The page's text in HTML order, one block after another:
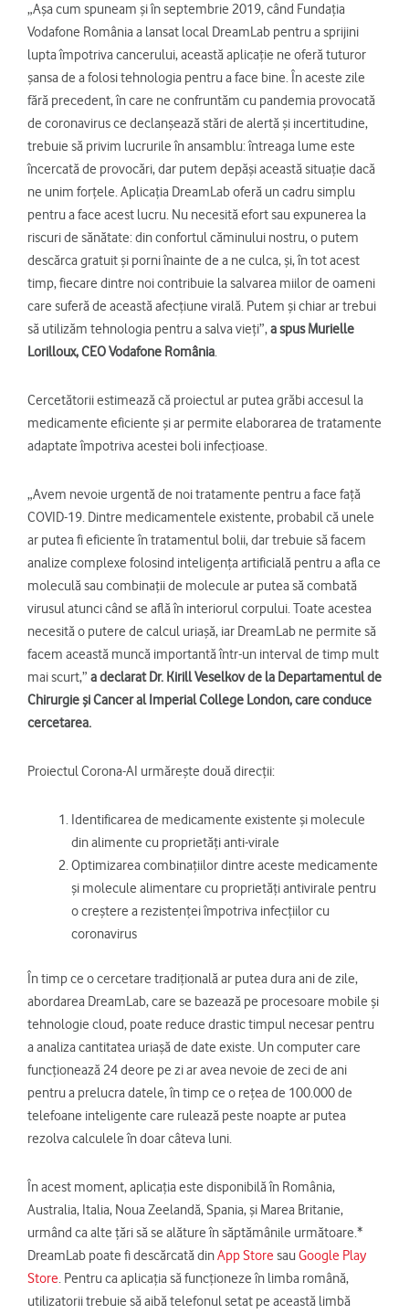
„Așa cum spuneam și în septembrie 2019, când Fundația
Vodafone România a lansat local DreamLab pentru a sprijini
lupta împotriva cancerului, această aplicație ne oferă tuturor
șansa de a folosi tehnologia pentru a face bine. În aceste zile
fără precedent, în care ne confruntăm cu pandemia provocată
de coronavirus ce declanșează stări de alertă și incertitudine,
trebuie să privim lucrurile în ansamblu: întreaga lume este
încercată de provocări, dar putem depăși această situație dacă
ne unim forțele. Aplicația DreamLab oferă un cadru simplu
pentru a face acest lucru. Nu necesită efort sau expunerea la
riscuri de sănătate: din confortul căminului nostru, o putem
descărca gratuit și porni înainte de a ne culca, și, în tot acest
timp, fiecare dintre noi contribuie la salvarea miilor de oameni
care suferă de această afecțiune virală. Putem și chiar ar trebui
să utilizăm tehnologia pentru a salva vieți”,a spus Murielle
Lorilloux, CEO Vodafone România.
Cercetătorii estimează că proiectul ar putea grăbi accesul la
medicamente eficiente și ar permite elaborarea de tratamente
adaptate împotriva acestei boli infecțioase.
„Avem nevoie urgentă de noi tratamente pentru a face față
COVID-19. Dintre medicamentele existente, probabil că unele
ar putea fi eficiente în tratamentul bolii, dar trebuie să facem
analize complexe folosind inteligența artificială pentru a afla ce
moleculă sau combinații de molecule ar putea să combată
virusul atunci când se află în interiorul corpului. Toate acestea
necesită o putere de calcul uriașă, iar DreamLab ne permite să
facem această muncă importantă într-un interval de timp mult
mai scurt,” a declarat Dr. Kirill Veselkov de la Departamentul de
Chirurgie și Cancer al Imperial College London, care conduce
cercetarea.
Proiectul Corona-AI urmărește două direcții:
Identificarea de medicamente existente și molecule
din alimente cu proprietăți anti-virale
Optimizarea combinațiilor dintre aceste medicamente
și molecule alimentare cu proprietăți antivirale pentru
o creștere a rezistenței împotriva infecțiilor cu
coronavirus
În timp ce o cercetare tradițională ar putea dura ani de zile,
abordarea DreamLab, care se bazează pe procesoare mobile și
tehnologie cloud, poate reduce drastic timpul necesar pentru
a analiza cantitatea uriașă de date existe. Un computer care
funcționează 24 deore pe zi ar avea nevoie de zeci de ani
pentru a prelucra datele, în timp ce o rețea de 100.000 de
telefoane inteligente care rulează peste noapte ar putea
rezolva calculele în doar câteva luni.
În acest moment, aplicația este disponibilă în România,
Australia, Italia, Noua Zeelandă, Spania, și Marea Britanie,
urmând ca alte țări să se alăture în săptămânile următoare.*
DreamLab poate fi descărcată dinApp Store sauGoogle Play
Store. Pentru ca aplicația să funcționeze în limba română,
utilizatorii trebuie să aibă telefonul setat pe această limbă